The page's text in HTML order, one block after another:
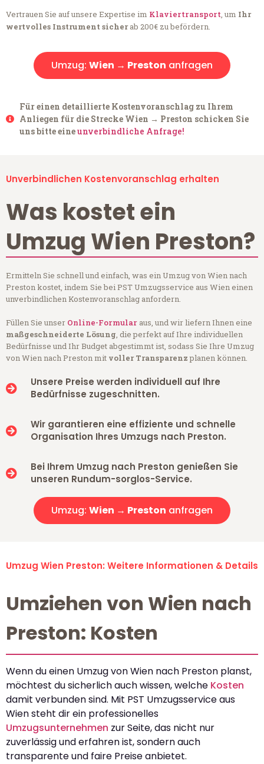
Vertrauen Sie auf unsere Expertise im Klaviertransport, um Ihr
wertvolles Instrument sicherab 200€ zu befördern.
Umzug: Wien → Preston anfragen
Für einen detaillierte Kostenvoranschlag zu Ihrem
Anliegen für die Strecke Wien → Preston schicken Sie
uns bitte eineunverbindliche Anfrage!
Unverbindlichen Kostenvoranschlag erhalten
Was kostet ein
Umzug Wien Preston?
Ermitteln Sie schnell und einfach, was ein Umzug von Wien nach
Preston kostet, indem Sie bei PST Umzugsservice aus Wien einen
unverbindlichen Kostenvoranschlag anfordern.
Füllen Sie unser Online-Formular aus, und wir liefern Ihnen eine
maßgeschneiderte Lösung, die perfekt auf Ihre individuellen
Bedürfnisse und Ihr Budget abgestimmt ist, sodass Sie Ihre Umzug
von Wien nach Preston mit voller Transparenzplanen können.
Unsere Preise werden individuell auf Ihre
Bedürfnisse zugeschnitten.
Wir garantieren eine effiziente und schnelle
Organisation Ihres Umzugs nach Preston.
Bei Ihrem Umzug nach Preston genießen Sie
unseren Rundum-sorglos-Service.
Umzug: Wien → Preston anfragen
Umzug Wien Preston: Weitere Informationen & Details
Umziehen von Wien nach
Preston: Kosten
Wenn du einen Umzug von Wien nach Preston planst,
möchtest du sicherlich auch wissen, welche Kosten
damit verbunden sind. Mit PST Umzugsservice aus
Wien steht dir ein professionelles
Umzugsunternehmen zur Seite, das nicht nur
zuverlässig und erfahren ist, sondern auch
transparente und faire Preise anbietet.